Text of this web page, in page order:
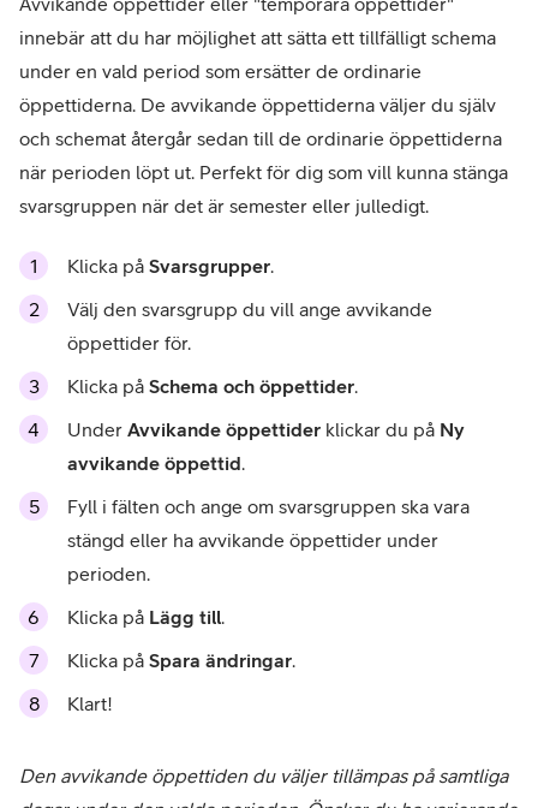
innebär att du har möjlighet att sätta ett tillfälligt schema
under en vald period som ersätter de ordinarie
öppettiderna. De avvikande öppettiderna väljer du själv
och schemat återgår sedan till de ordinarie öppettiderna
när perioden löpt ut. Perfekt för dig som vill kunna stänga
svarsgruppen när det är semester eller julledigt.
Klicka på Svarsgrupper.
Välj den svarsgrupp du vill ange avvikande
öppettider för.
Klicka på Schema och öppettider.
Under Avvikande öppettider klickar du på Ny
avvikande öppettid.
Fyll i fälten och ange om svarsgruppen ska vara
stängd eller ha avvikande öppettider under
perioden.
Klicka på Lägg till.
Klicka på Spara ändringar.
Klart!
Den avvikande öppettiden du väljer tillämpas på samtliga